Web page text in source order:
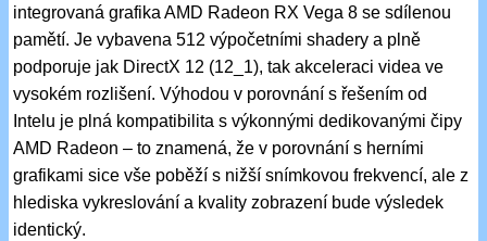
integrovaná grafika AMD Radeon RX Vega 8 se sdílenou
pamětí. Je vybavena 512 výpočetními shadery a plně
podporuje jak DirectX 12 (12_1), tak akceleraci videa ve
vysokém rozlišení. Výhodou v porovnání s řešením od
Intelu je plná kompatibilita s výkonnými dedikovanými čipy
AMD Radeon – to znamená, že v porovnání s herními
grafikami sice vše poběží s nižší snímkovou frekvencí, ale z
hlediska vykreslování a kvality zobrazení bude výsledek
identický.